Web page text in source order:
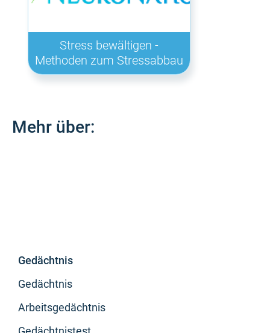
Stress bewältigen -
Methoden zum Stressabbau
Mehr über:
Gedächtnis
Gedächtnis
Arbeitsgedächtnis